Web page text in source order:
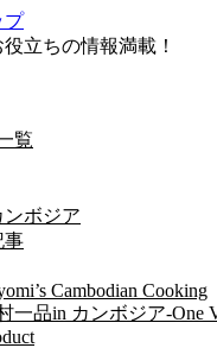
プ
立ちの情報満載！
覧
ボジア
事
Cambodian Cooking
一品in カンボジア-One